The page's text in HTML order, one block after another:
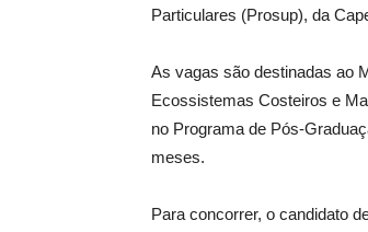
Particulares (Prosup), da
As vagas são destinadas ao
Ecossistemas Costeiros e
no Programa de Pós-
meses.
Para concorrer, o candidato